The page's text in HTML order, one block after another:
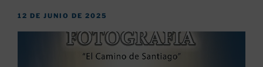
XIX
de
Fotografía»
PUBLICADO
12 DE JUNIO DE 2025